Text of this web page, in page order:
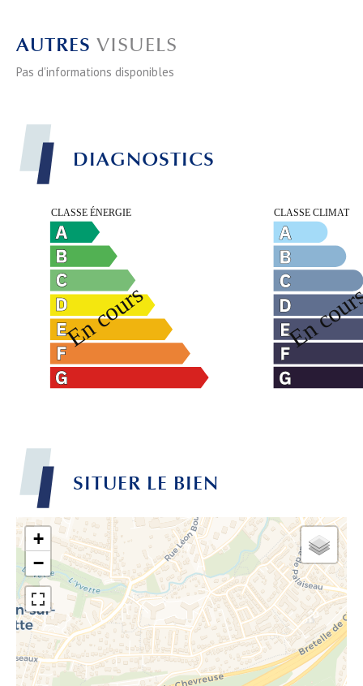
AUTRES VISUELS
Pas d'informations disponibles
DIAGNOSTICS
SITUER LE BIEN
+
−